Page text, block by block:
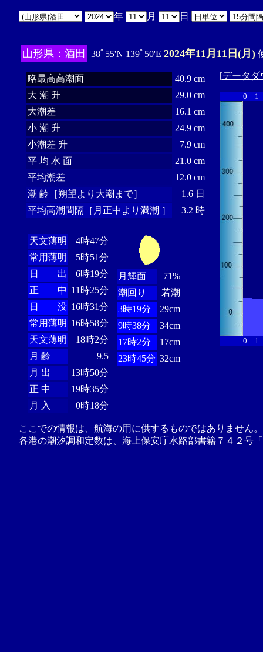
年 月 日
山形県：酒田 38ﾟ55'N 139ﾟ50'E 2024年11月11日(月)
略最高高潮面
40.9 cm
大 潮 升
29.0 cm
大潮差
16.1 cm
小 潮 升
24.9 cm
小潮差 升
7.9 cm
平 均 水 面
21.0 cm
平均潮差
12.0 cm
潮 齢［朔望より大潮まで］
1.6 日
平均高潮間隔［月正中より満潮 ］
3.2 時
天文薄明
4時47分
常用薄明
5時51分
日 出
6時19分
正 中 11時25分
日 没 16時31分
常用薄明 16時58分
天文薄明
18時2分
月 齢
9.5
月 出
13時50分
正 中
19時35分
月 入
0時18分
月輝面
71%
潮回り
若潮
3時19分
29cm
9時38分
34cm
17時2分
17cm
23時45分 32cm
[データダ
0 1
0 1
ここでの情報は、航海の用に供するものではありません
各港の潮汐調和定数は、海上保安庁水路部書籍７４２号